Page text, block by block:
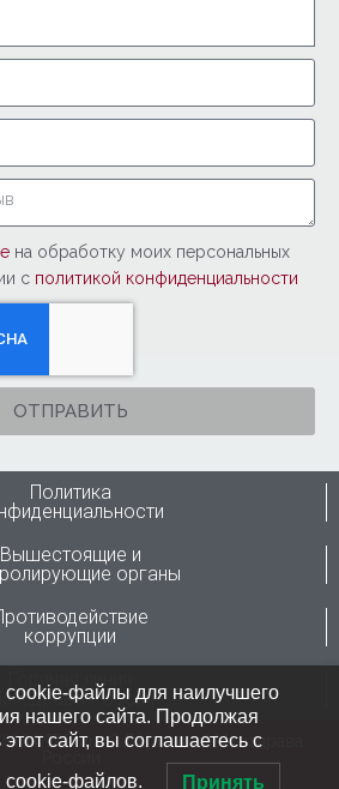
на обработку моих персональных
с политикой конфиденциальности
ОТПРАВИТЬ
Политика
Вышестоящие и
органы
коррупции
Горячая линия
России
им. Я.Л.Цивьяна” Минздрава
cookie-файлы для наилучшего
нашего сайта. Продолжая
этот сайт, вы соглашаетесь с
cookie-файлов. Принять